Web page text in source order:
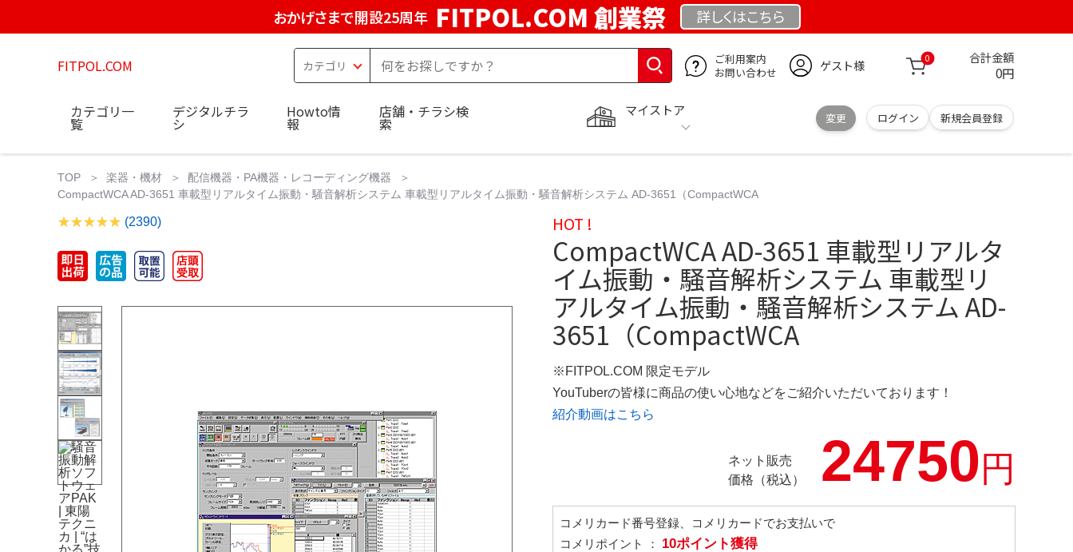
おかげさまで開設25周年 FITPOL.COM 創業祭 詳しくはこちら
FITPOL.COM
ご利用案内
お問い合わせ
ゲスト様 0 合計金額
0円
マイストア
変更 ログイン 新規会員登録
カテゴリ一
覧
デジタルチラ
シ
Howto情
報
店舗・チラシ検
索
TOP 楽器・機材
配信機器・PA機器・レコーディング機器
CompactWCA AD-3651 車載型リアルタイム振動・騒音解析システム 車載型リアルタイム振動・騒音解析システム AD-3651（CompactWCA
(2390) HOT !
CompactWCA AD-3651 車載型リアルタ
イム振動・騒音解析システム 車載型リ
アルタイム振動・騒音解析システム AD-
3651（CompactWCA
※FITPOL.COM 限定モデル
YouTuberの皆様に商品の使い心地などをご紹介いただいております！
紹介動画はこちら
ネット販売
価格（税込）
24750円
コメリカード番号登録、コメリカードでお支払いで
コメリポイント ： 10ポイント獲得